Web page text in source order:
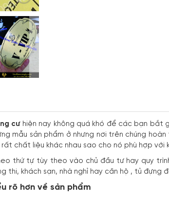
cưhiện nay không quá khó để các bạn bắt
mẫu sản phẩm ở nhưng nơi trên chúng
chất liệu khác nhau sao cho nó phù hợp
thứ tự tùy theo vào chủ đầu tư hay quy
thi, khách sạn, nhà nghỉ hay căn hộ , tủ đựng
rõ hơn về sản phẩm